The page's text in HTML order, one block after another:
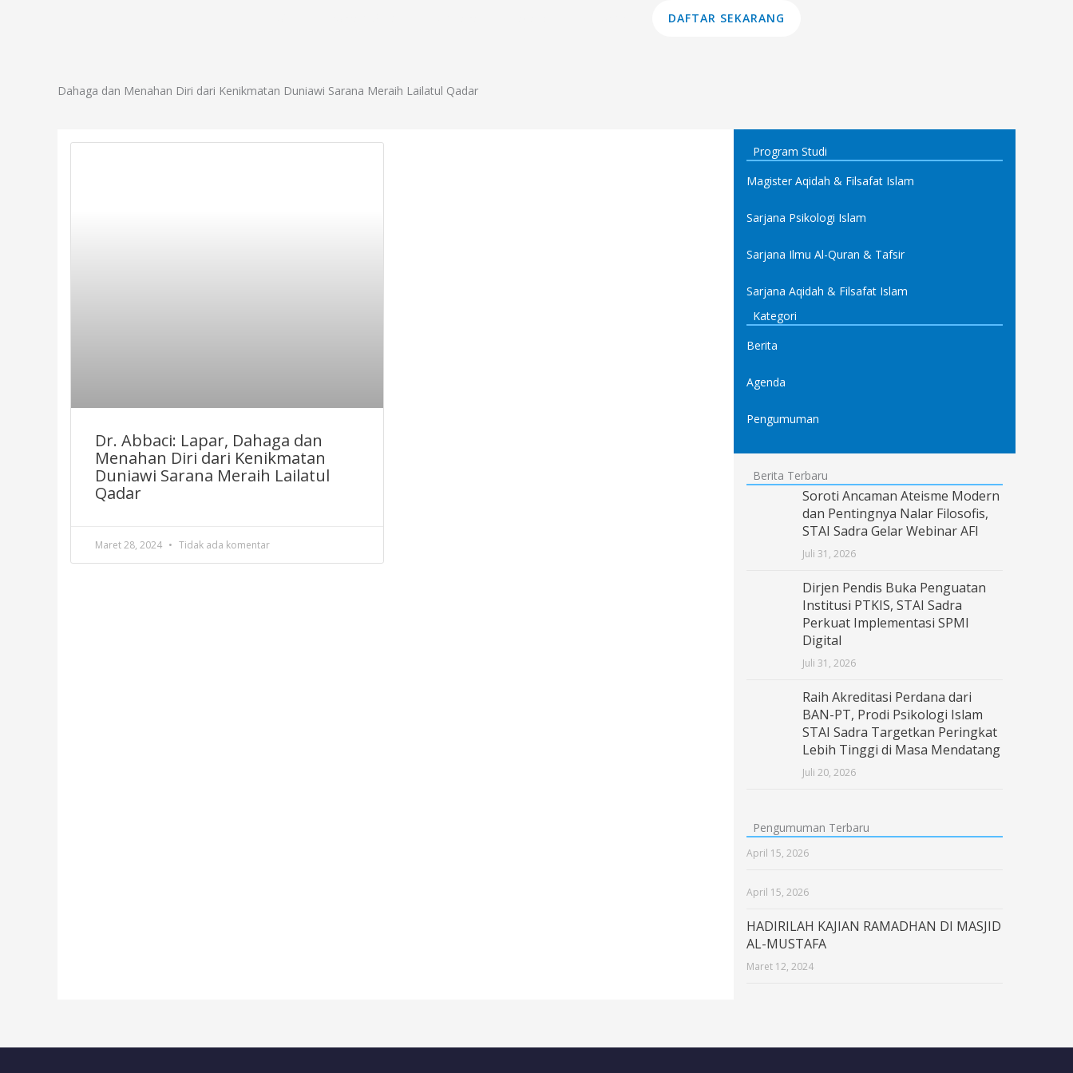
DAFTAR SEKARANG
Dahaga dan Menahan Diri dari Kenikmatan Duniawi Sarana Meraih Lailatul Qadar
Dr. Abbaci: Lapar, Dahaga dan
Menahan Diri dari Kenikmatan
Duniawi Sarana Meraih Lailatul
Qadar
Maret 28, 2024 Tidak ada komentar
Program Studi
Magister Aqidah & Filsafat Islam
Sarjana Psikologi Islam
Sarjana Ilmu Al-Quran & Tafsir
Sarjana Aqidah & Filsafat Islam
Kategori
Berita
Agenda
Pengumuman
Berita Terbaru
Soroti Ancaman Ateisme Modern
dan Pentingnya Nalar Filosofis,
STAI Sadra Gelar Webinar AFI
Juli 31, 2026
Dirjen Pendis Buka Penguatan
Institusi PTKIS, STAI Sadra
Perkuat Implementasi SPMI
Digital
Juli 31, 2026
Raih Akreditasi Perdana dari
BAN-PT, Prodi Psikologi Islam
STAI Sadra Targetkan Peringkat
Lebih Tinggi di Masa Mendatang
Juli 20, 2026
Pengumuman Terbaru
April 15, 2026
April 15, 2026
HADIRILAH KAJIAN RAMADHAN DI MASJID
AL-MUSTAFA
Maret 12, 2024